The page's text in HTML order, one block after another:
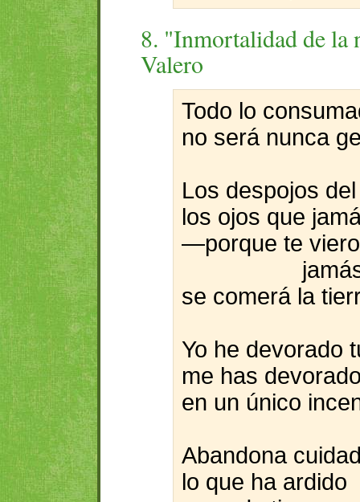
8. "Inmortalidad de la
Valero
Todo lo
no será nunca
Los despojos
los ojos que
—porque te
se comerá la
Yo he devorado
me has
en un único
Abandona
lo que ha ardido